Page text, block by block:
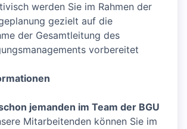
werden Sie im Rahmen der
gezielt auf die
der Gesamtleitung des
vorbereitet
jemanden im Team der BGU
Mitarbeitenden können Sie im